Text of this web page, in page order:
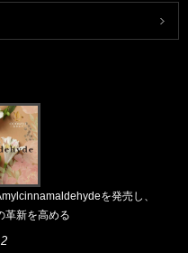
を発売し、
革新を高める